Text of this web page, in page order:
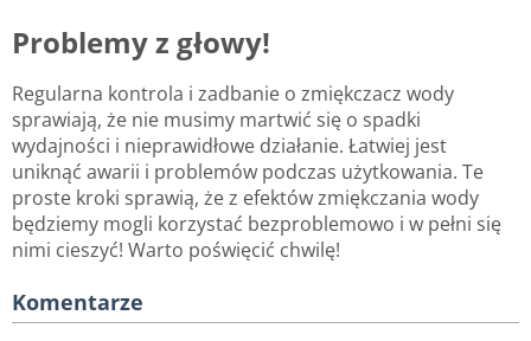
Problemy z głowy!
Regularna kontrola i zadbanie o zmiękczacz wody
sprawiają, że nie musimy martwić się o spadki
wydajności i nieprawidłowe działanie. Łatwiej jest
uniknąć awarii i problemów podczas użytkowania. Te
proste kroki sprawią, że z efektów zmiękczania wody
będziemy mogli korzystać bezproblemowo i w pełni się
nimi cieszyć! Warto poświęcić chwilę!
Komentarze